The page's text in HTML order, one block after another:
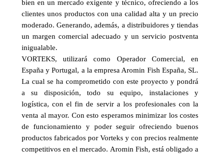
bien en un mercado exigente y técnico, ofreciendo a los
clientes unos productos con una calidad alta y un precio
moderado. Generando, además, a distribuidores y tiendas
un margen comercial adecuado y un servicio postventa
inigualable.
VORTEKS, utilizará como Operador Comercial, en
España y Portugal, a la empresa Aromin Fish España, SL.
La cual se ha comprometido con este proyecto y pondrá
a su disposición, todo su equipo, instalaciones y
logística, con el fin de servir a los profesionales con la
venta al mayor. Con esto esperamos minimizar los costes
de funcionamiento y poder seguir ofreciendo buenos
productos fabricados por Vorteks y con precios realmente
competitivos en el mercado. Aromin Fish, está obligado a